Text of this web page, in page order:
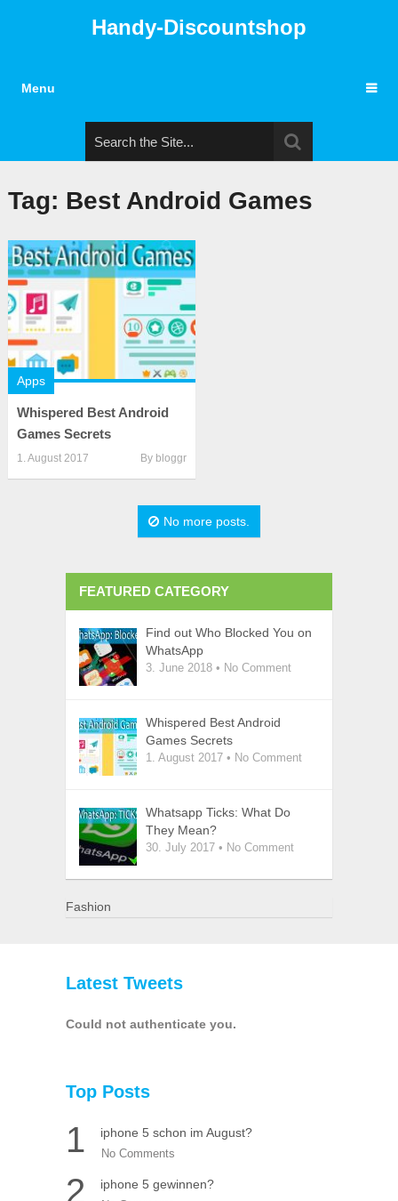
Handy-Discountshop
Menu
Tag: Best Android Games
Apps
Whispered Best Android
Games Secrets
1. August 2017 By bloggr
No more posts.
FEATURED CATEGORY
Find out Who Blocked You on
WhatsApp
3. June 2018• No Comment
Whispered Best Android
Games Secrets
1. August 2017• No Comment
Whatsapp Ticks: What Do
They Mean?
30. July 2017• No Comment
Fashion
Latest Tweets
Could not authenticate you.
Top Posts
1 iphone 5 schon im August?
No Comments
2 iphone 5 gewinnen?